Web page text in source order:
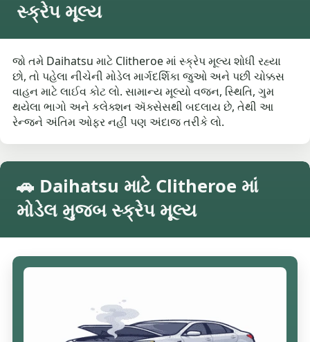
સ્ક્રેપ મૂલ્ય
જો તમે Daihatsu માટે Clitheroe માં સ્ક્રેપ મૂલ્ય શોધી રહ્યા
છો, તો પહેલા નીચેની મોડેલ માર્ગદર્શિકા જુઓ અને પછી ચોક્કસ
વાહન માટે લાઈવ કોટ લો. સામાન્ય મૂલ્યો વજન, સ્થિતિ, ગુમ
થયેલા ભાગો અને કલેક્શન ઍક્સેસથી બદલાય છે, તેથી આ
રેન્જને અંતિમ ઓફર નહીં પણ અંદાજ તરીકે લો.
🚗 Daihatsu માટે Clitheroe માં
મોડેલ મુજબ સ્ક્રેપ મૂલ્ય